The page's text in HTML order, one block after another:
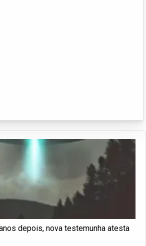
depois, nova testemunha atesta